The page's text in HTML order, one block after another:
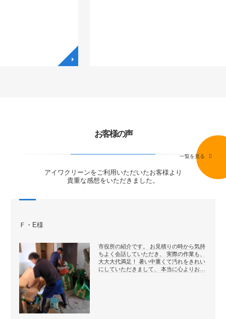
お客様の声
アイワクリーンをご利用いただいたお客様より
貴重な感想をいただきました。
一覧を見る
Ｆ・E様
市役所の紹介です。 お見積りの時から気持
ちよく会話していただき、 実際の作業も、
大大大代満足！ 暑い中重くて汚れをきれい
にしていただきまして、 本当に心よりお…